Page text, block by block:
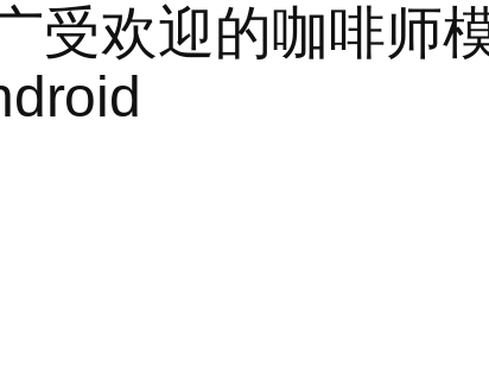
受欢迎的咖啡师